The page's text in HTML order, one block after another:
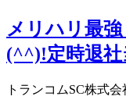
メリハリ最
(^^)!定時退社
トランコムSC株式会